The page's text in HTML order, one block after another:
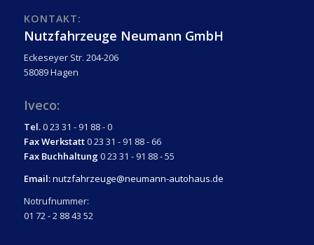
KONTAKT:
Nutzfahrzeuge Neumann GmbH
Eckeseyer Str. 204-206
58089 Hagen
Iveco:
Tel.0 23 31 - 91 88 - 0
Fax Werkstatt0 23 31 - 91 88 - 66
Fax Buchhaltung 0 23 31 - 91 88 - 55
Email:nutzfahrzeuge@neumann-autohaus.de
Notrufnummer:
01 72 - 2 88 43 52